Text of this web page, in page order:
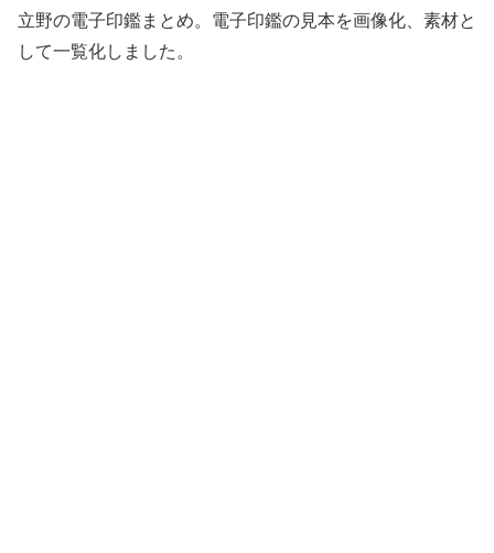
立野の電子印鑑まとめ。電子印鑑の見本を画像化、素材と
して一覧化しました。